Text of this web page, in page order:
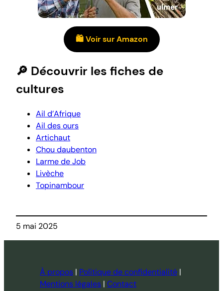
🛍️ Voir sur Amazon
🔎 Découvrir les fiches de
cultures
Ail d’Afrique
Ail des ours
Artichaut
Chou daubenton
Larme de Job
Livèche
Topinambour
5 mai 2025
À propos | Politique de confidentialité |
Mentions légales | Contact